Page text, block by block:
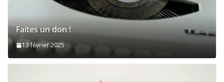
Faites un don !
13 février 2025